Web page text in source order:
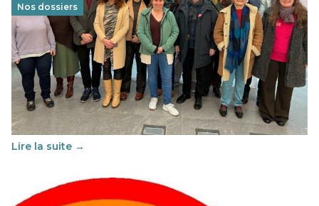
Nos dossiers
Éducation au vivre-ensemble : un échange croisé
franco-espagnol pour changer d’approche
29 juin 2026–National
Cette année, l'UNSA Éducation a mené un projet Erasmus
soutenu par l'union Européenne et centré sur l'éducation
au vivre-ensemble : quelles différences entre la France…
Lire la suite →